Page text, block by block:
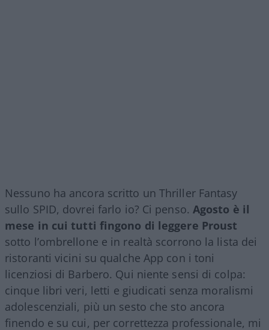
Nessuno ha ancora scritto un Thriller Fantasy
sullo SPID, dovrei farlo io? Ci penso. Agosto è il
mese in cui tutti fingono di leggere Proust
sotto l’ombrellone e in realtà scorrono la lista dei
ristoranti vicini su qualche App con i toni
licenziosi di Barbero. Qui niente sensi di colpa:
cinque libri veri, letti e giudicati senza moralismi
adolescenziali, più un sesto che sto ancora
finendo e su cui, per correttezza professionale, mi